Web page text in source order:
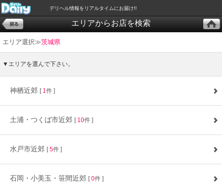
デリヘル情報をリアルタイムにお届け!!
エリアからお店を検索
エリア選択≫茨城県
▼エリアを選んで下さい。
神栖近郊 [ 1件 ]
土浦・つくば市近郊 [ 10件 ]
水戸市近郊 [5件 ]
石岡・小美玉・笹間近郊 [0件 ]